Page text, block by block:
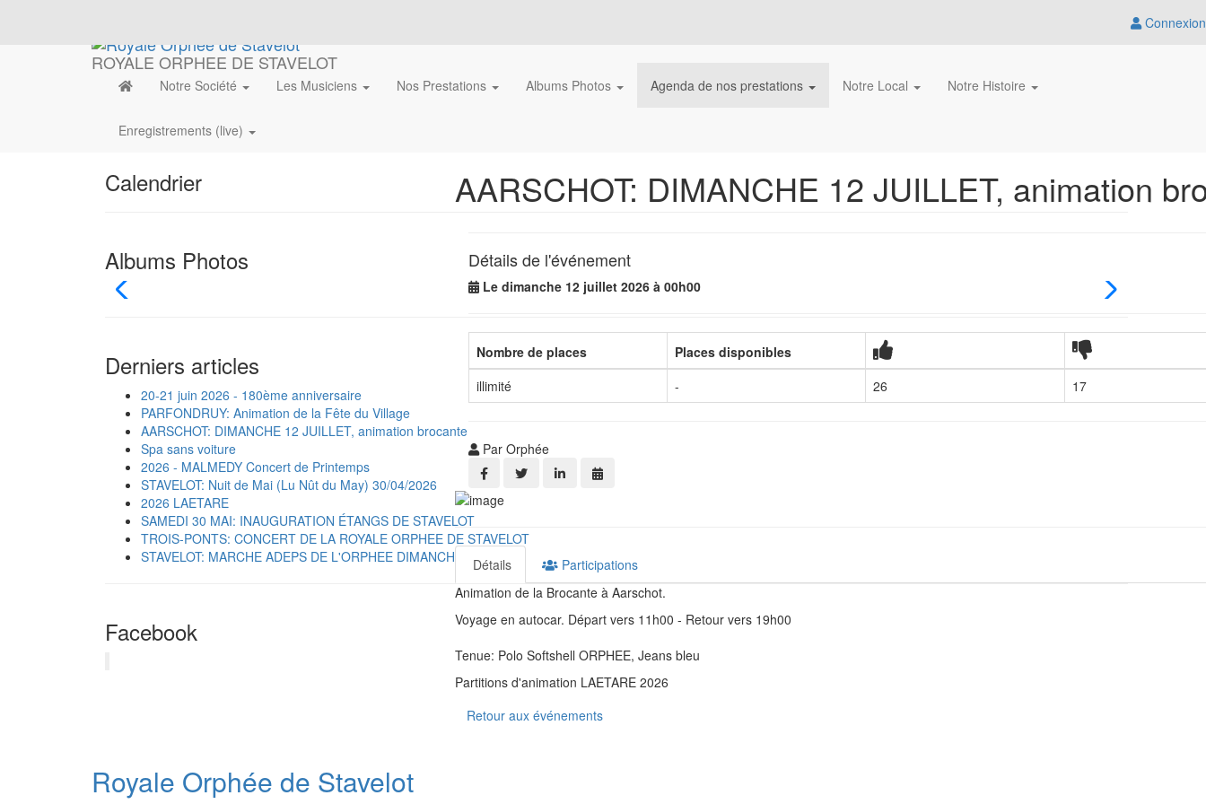
Connexion
ROYALE ORPHEE DE STAVELOT
Notre Société Les Musiciens Nos Prestations Albums Photos Agenda de nos prestations Notre Local Notre Histoire
Enregistrements (live)
Calendrier
Albums Photos
Derniers articles
20-21 juin 2026 - 180ème anniversaire
PARFONDRUY: Animation de la Fête du Village
AARSCHOT: DIMANCHE 12 JUILLET, animation brocante
Spa sans voiture
2026 - MALMEDY Concert de Printemps
STAVELOT: Nuit de Mai (Lu Nût du May) 30/04/2026
2026 LAETARE
SAMEDI 30 MAI: INAUGURATION ÉTANGS DE STAVELOT
TROIS-PONTS: CONCERT DE LA ROYALE ORPHEE DE STAVELOT
STAVELOT: MARCHE ADEPS DE L'ORPHEE DIMANCHE 30 AOUT
Facebook
AARSCHOT: DIMANCHE 12 JUILLET, animation
Détails de l'événement
Le dimanche 12 juillet 2026 à 00h00
Nombre de places
Places disponibles
illimité
- 26 17
Par Orphée
Détails
Participations
Animation de la Brocante à Aarschot.
Voyage en autocar. Départ vers 11h00 - Retour vers 19h00
Tenue: Polo Softshell ORPHEE, Jeans bleu
Partitions d'animation LAETARE 2026
Retour aux événements
Royale Orphée de Stavelot